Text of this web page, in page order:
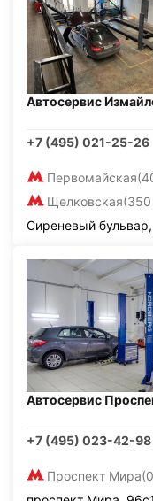
Автосервис
+7 (495) 021-25-26
Первомайская
Щелковская
Сиреневый
Автосервис
+7 (495) 023-42-98
Проспект Мира